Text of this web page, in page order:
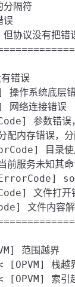
隔符
议没有把错
错误
作系统底层
络连接错误
参数错误，
存错误，分
目录使
服务未知其命
文件打开
文件内容解
范围越界
栈越
索引